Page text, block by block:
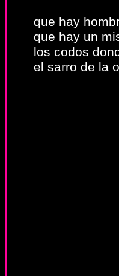
que hay
que hay un
los codos
el sarro de la